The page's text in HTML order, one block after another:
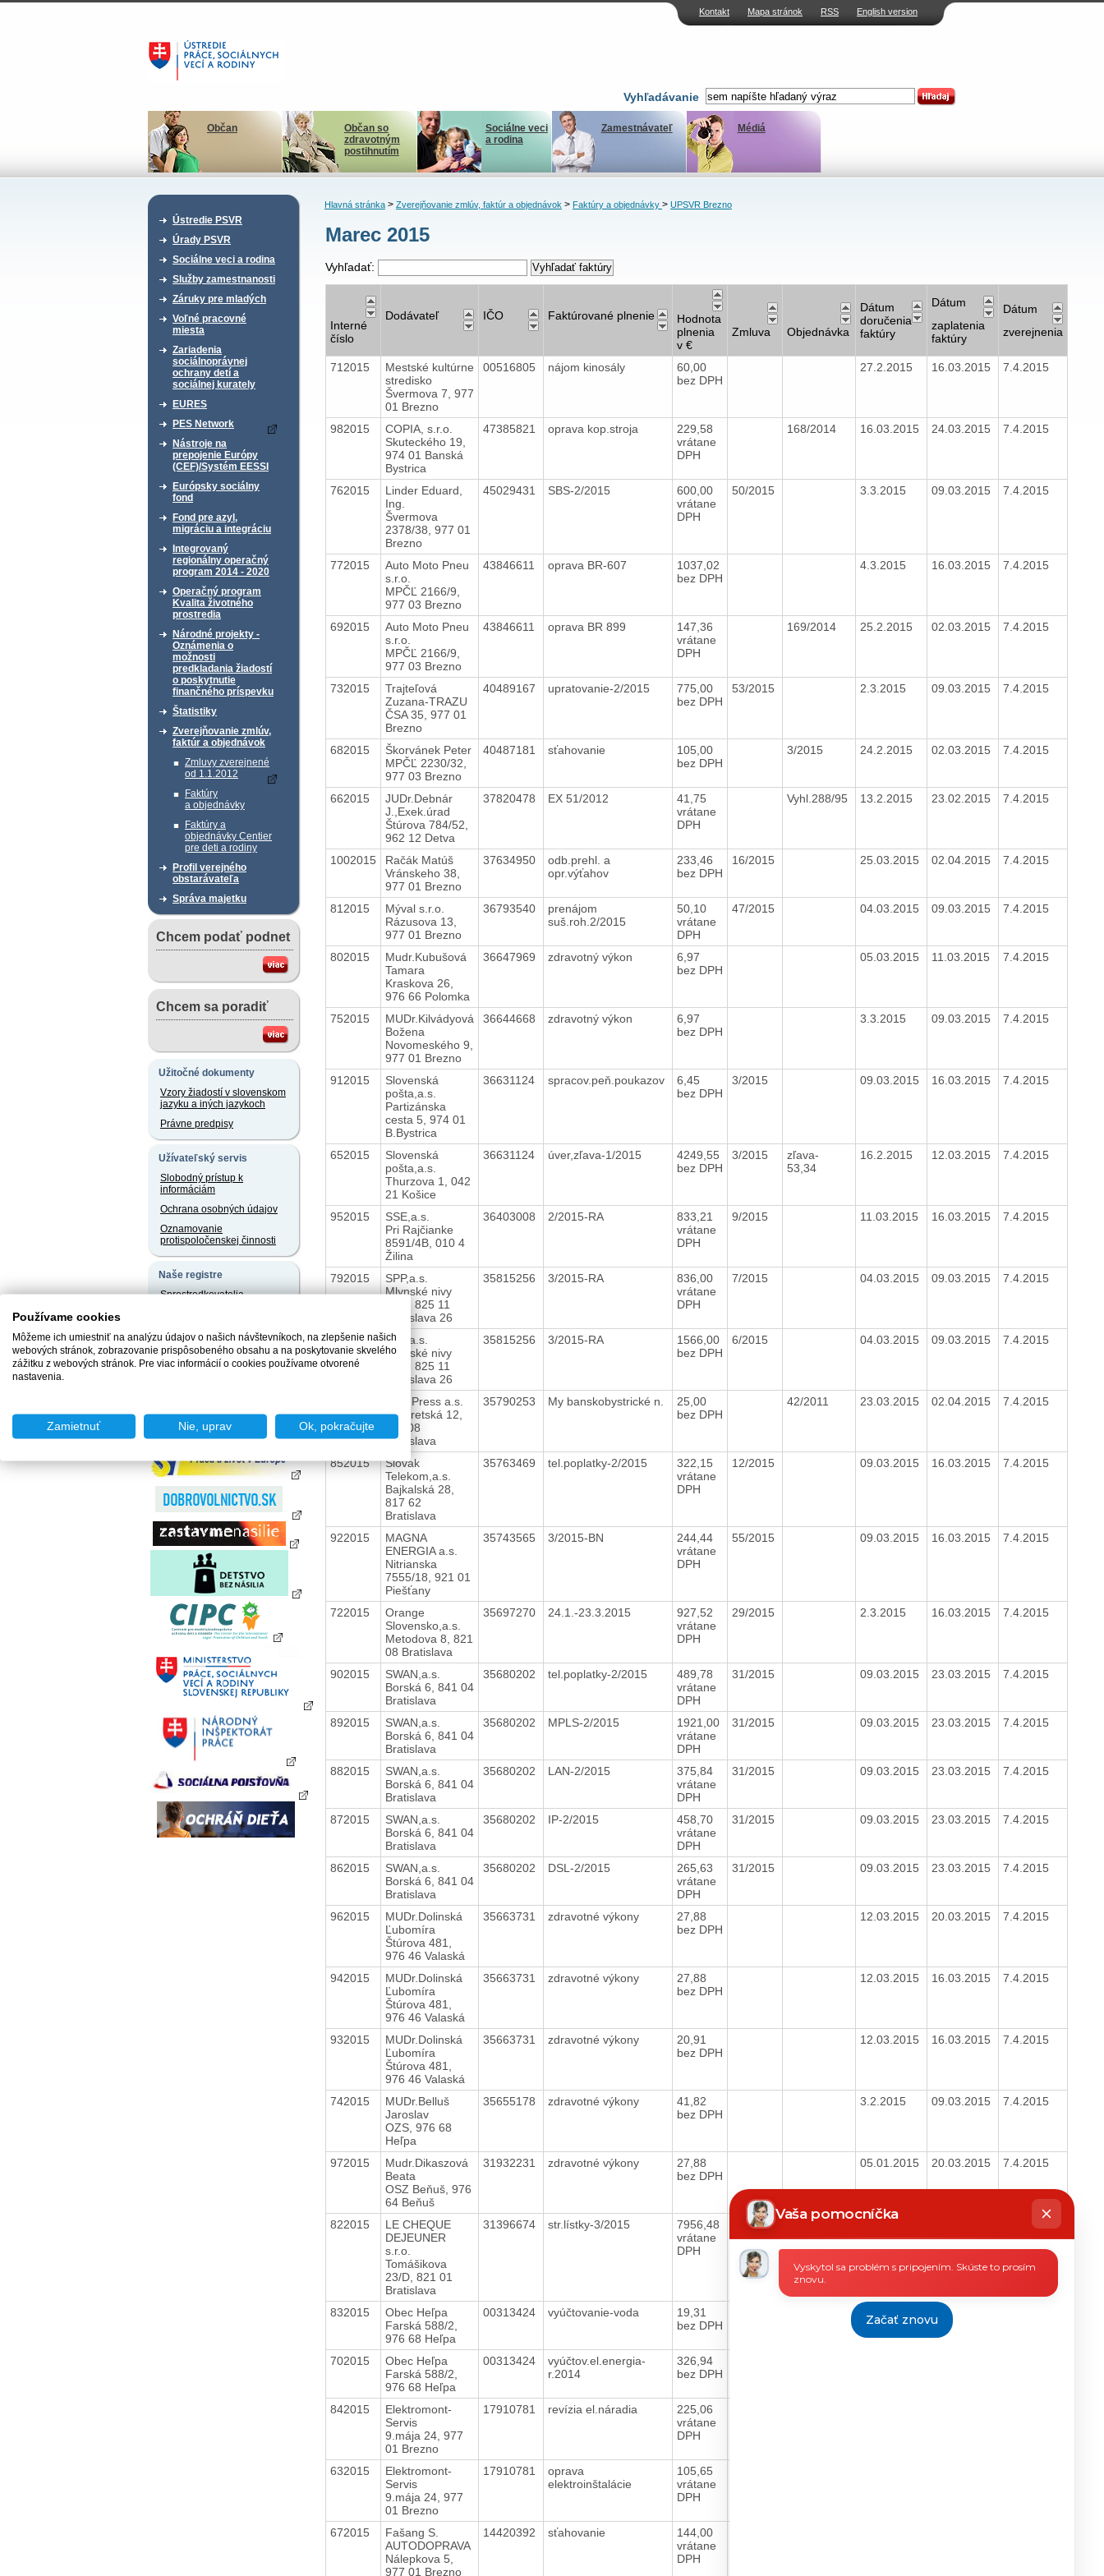
Kontakt Mapa stránok RSS English version
Vyhľadávanie
Občan
Občan so
zdravotným
postihnutím
Sociálne veci
a rodina
Zamestnávateľ Médiá
Ústredie PSVR
Úrady PSVR
Sociálne veci a rodina
Služby zamestnanosti
Záruky pre mladých
Voľné pracovné
miesta
Zariadenia
sociálnoprávnej
ochrany detí a
sociálnej kurately
EURES
PES Network
Nástroje na
prepojenie Európy
(CEF)/Systém EESSI
Európsky sociálny
fond
Fond pre azyl,
migráciu a integráciu
Integrovaný
regionálny operačný
program 2014 - 2020
Operačný program
Kvalita životného
prostredia
Národné projekty -
Oznámenia o
možnosti
predkladania žiadostí
o poskytnutie
finančného príspevku
Štatistiky
Zverejňovanie zmlúv,
faktúr a objednávok
Zmluvy zverejnené
od 1.1.2012
Faktúry
a objednávky
Faktúry a
objednávky Centier
pre deti a rodiny
Profil verejného
obstarávateľa
Správa majetku
Chcem podať podnet
Chcem sa poradiť
Užitočné dokumenty
Vzory žiadostí v slovenskom
jazyku a iných jazykoch
Právne predpisy
Užívateľský servis
Slobodný prístup k
informáciám
Ochrana osobných údajov
Oznamovanie
protispoločenskej činnosti
Naše registre
Sprostredkovatelia
zamestnávania
Agentúry dočasného
zamestnávania
chránené pracoviská
Hlavná stránka> Zverejňovanie zmlúv, faktúr a objednávok> Faktúry a objednávky > UPSVR Brezno
Marec 2015
Vyhľadať:
Interné
číslo
Dodávateľ IČO Faktúrované plnenie
Hodnota
plnenia
v €
Zmluva Objednávka
Dátum
doručenia
faktúry
Dátum
zaplatenia
faktúry
Dátum
zverejnenia
712015
Mestské kultúrne
stredisko
Švermova 7, 977
01 Brezno
00516805 nájom kinosály
60,00
bez DPH
27.2.2015 16.03.2015 7.4.2015
982015
COPIA, s.r.o.
Skuteckého 19,
974 01 Banská
Bystrica
47385821 oprava kop.stroja
229,58
vrátane
DPH
168/2014 16.03.2015 24.03.2015 7.4.2015
762015
Linder Eduard,
Ing.
Švermova
2378/38, 977 01
Brezno
45029431 SBS-2/2015
600,00
vrátane
DPH
50/2015 3.3.2015 09.03.2015 7.4.2015
772015
Auto Moto Pneu
s.r.o.
MPČĽ 2166/9,
977 03 Brezno
43846611 oprava BR-607
1037,02
bez DPH
4.3.2015 16.03.2015 7.4.2015
692015
Auto Moto Pneu
s.r.o.
MPČĽ 2166/9,
977 03 Brezno
43846611 oprava BR 899
147,36
vrátane
DPH
169/2014 25.2.2015 02.03.2015 7.4.2015
732015
Trajteľová
Zuzana-TRAZU
ČSA 35, 977 01
Brezno
40489167 upratovanie-2/2015
775,00
bez DPH
53/2015 2.3.2015 09.03.2015 7.4.2015
682015
Škorvánek Peter
MPČĽ 2230/32,
977 03 Brezno
40487181 sťahovanie
105,00
bez DPH
3/2015 24.2.2015 02.03.2015 7.4.2015
662015
JUDr.Debnár
J.,Exek.úrad
Štúrova 784/52,
962 12 Detva
37820478 EX 51/2012
41,75
vrátane
DPH
Vyhl.288/95 13.2.2015 23.02.2015 7.4.2015
1002015
Račák Matúš
Vránskeho 38,
977 01 Brezno
37634950
odb.prehl. a
opr.výťahov
233,46
bez DPH
16/2015 25.03.2015 02.04.2015 7.4.2015
812015
Mýval s.r.o.
Rázusova 13,
977 01 Brezno
36793540
prenájom
suš.roh.2/2015
50,10
vrátane
DPH
47/2015 04.03.2015 09.03.2015 7.4.2015
802015
Mudr.Kubušová
Tamara
Kraskova 26,
976 66 Polomka
36647969 zdravotný výkon
6,97
bez DPH
05.03.2015 11.03.2015 7.4.2015
752015
MUDr.Kilvádyová
Božena
Novomeského 9,
977 01 Brezno
36644668 zdravotný výkon
6,97
bez DPH
3.3.2015 09.03.2015 7.4.2015
912015
Slovenská
pošta,a.s.
Partizánska
cesta 5, 974 01
B.Bystrica
36631124 spracov.peň.poukazov
6,45
bez DPH
3/2015 09.03.2015 16.03.2015 7.4.2015
652015
Slovenská
pošta,a.s.
Thurzova 1, 042
21 Košice
36631124 úver,zľava-1/2015
4249,55
bez DPH
3/2015
zľava-
53,34
16.2.2015 12.03.2015 7.4.2015
952015
SSE,a.s.
Pri Rajčianke
8591/4B, 010 4
Žilina
36403008 2/2015-RA
833,21
vrátane
DPH
9/2015 11.03.2015 16.03.2015 7.4.2015
792015
SPP,a.s.
Mlynské nivy
44/a, 825 11
Bratislava 26
35815256 3/2015-RA
836,00
vrátane
DPH
7/2015 04.03.2015 09.03.2015 7.4.2015
782015
SPP,a.s.
Mlynské nivy
44/a, 825 11
Bratislava 26
35815256 3/2015-RA
1566,00
bez DPH
6/2015 04.03.2015 09.03.2015 7.4.2015
Petit Press a.s.
Lazaretská 12,
811 08
Bratislava
35790253 My banskobystrické n.
25,00
bez DPH
42/2011 23.03.2015 02.04.2015 7.4.2015
852015
Slovak
Telekom,a.s.
Bajkalská 28,
817 62
Bratislava
35763469 tel.poplatky-2/2015
322,15
vrátane
DPH
12/2015 09.03.2015 16.03.2015 7.4.2015
922015
MAGNA
ENERGIA a.s.
Nitrianska
7555/18, 921 01
Piešťany
35743565 3/2015-BN
244,44
vrátane
DPH
55/2015 09.03.2015 16.03.2015 7.4.2015
722015
Orange
Slovensko,a.s.
Metodova 8, 821
08 Bratislava
35697270 24.1.-23.3.2015
927,52
vrátane
DPH
29/2015 2.3.2015 16.03.2015 7.4.2015
902015
SWAN,a.s.
Borská 6, 841 04
Bratislava
35680202 tel.poplatky-2/2015
489,78
vrátane
DPH
31/2015 09.03.2015 23.03.2015 7.4.2015
892015
SWAN,a.s.
Borská 6, 841 04
Bratislava
35680202 MPLS-2/2015
1921,00
vrátane
DPH
31/2015 09.03.2015 23.03.2015 7.4.2015
882015
SWAN,a.s.
Borská 6, 841 04
Bratislava
35680202 LAN-2/2015
375,84
vrátane
DPH
31/2015 09.03.2015 23.03.2015 7.4.2015
872015
SWAN,a.s.
Borská 6, 841 04
Bratislava
35680202 IP-2/2015
458,70
vrátane
DPH
31/2015 09.03.2015 23.03.2015 7.4.2015
862015
SWAN,a.s.
Borská 6, 841 04
Bratislava
35680202 DSL-2/2015
265,63
vrátane
DPH
31/2015 09.03.2015 23.03.2015 7.4.2015
962015
MUDr.Dolinská
Ľubomíra
Štúrova 481,
976 46 Valaská
35663731 zdravotné výkony
27,88
bez DPH
12.03.2015 20.03.2015 7.4.2015
942015
MUDr.Dolinská
Ľubomíra
Štúrova 481,
976 46 Valaská
35663731 zdravotné výkony
27,88
bez DPH
12.03.2015 16.03.2015 7.4.2015
932015
MUDr.Dolinská
Ľubomíra
Štúrova 481,
976 46 Valaská
35663731 zdravotné výkony
20,91
bez DPH
12.03.2015 16.03.2015 7.4.2015
742015
MUDr.Belluš
Jaroslav
OZS, 976 68
Heľpa
35655178 zdravotné výkony
41,82
bez DPH
3.2.2015 09.03.2015 7.4.2015
972015
Mudr.Dikaszová
Beata
OSZ Beňuš, 976
64 Beňuš
31932231 zdravotné výkony
27,88
bez DPH
05.01.2015 20.03.2015 7.4.2015
822015
LE CHEQUE
DEJEUNER
s.r.o.
Tomášikova
23/D, 821 01
Bratislava
31396674 str.lístky-3/2015
7956,48
vrátane
DPH
48/2015 7.4.2015
832015
Obec Heľpa
Farská 588/2,
976 68 Heľpa
00313424 vyúčtovanie-voda
19,31
bez DPH
06.03.2015 16.03.2015
702015
Obec Heľpa
Farská 588/2,
976 68 Heľpa
00313424
vyúčtov.el.energia-
r.2014
326,94
bez DPH
842015
Elektromont-
Servis
9.mája 24, 977
01 Brezno
17910781 revízia el.náradia
225,06
vrátane
DPH
632015
Elektromont-
Servis
9.mája 24, 977
01 Brezno
17910781
oprava
elektroinštalácie
105,65
vrátane
DPH
672015
Fašang S.
AUTODOPRAVA
Nálepkova 5,
977 01 Brezno
14420392 sťahovanie
144,00
vrátane
DPH
Vaša pomocníčka
Chatbot
píše
Vyskytol sa problém s pripojením. Skúste to prosím
znovu.
Začať znovu
Používame cookies
Môžeme ich umiestniť na analýzu údajov o našich návštevníkoch, na zlepšenie našich
webových stránok, zobrazovanie prispôsobeného obsahu a na poskytovanie skvelého
zážitku z webových stránok. Pre viac informácií o cookies používame otvorené
nastavenia.
Zamietnuť Nie, uprav Ok, pokračujte